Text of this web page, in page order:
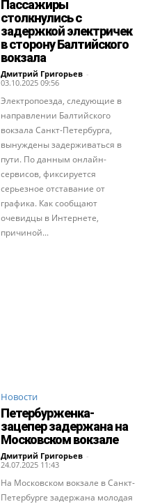
Пассажиры
столкнулись с
задержкой электричек
в сторону Балтийского
вокзала
Дмитрий Григорьев -
03.10.2025 09:56
Электропоезда, следующие в
направлении Балтийского
вокзала Санкт-Петербурга,
вынуждены задерживаться в
пути. По данным онлайн-
сервисов, фиксируется
серьезное отставание от
графика. Как сообщают
очевидцы в Интернете,
причиной...
Новости
Петербурженка-
зацепер задержана на
Московском вокзале
Дмитрий Григорьев -
24.07.2025 11:43
На Московском вокзале в Санкт-
Петербурге задержана молодая